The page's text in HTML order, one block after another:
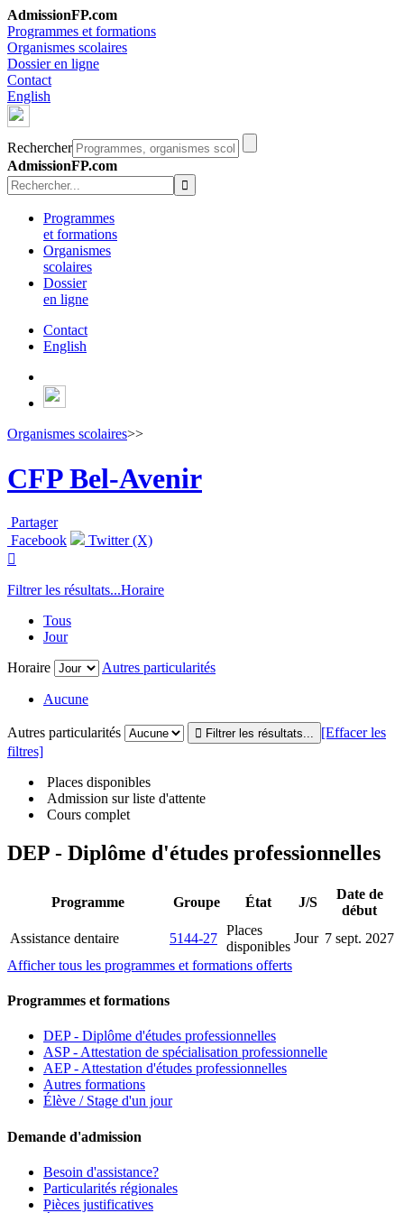
AdmissionFP.com
Programmes et formations
Organismes scolaires
Dossier en ligne
Contact
English
Rechercher
AdmissionFP.com
Programmes
et formations
Organismes
scolaires
Dossier
en ligne
Contact
English
Organismes scolaires>>
CFP Bel-Avenir
Partager
Facebook
Twitter (X)

Filtrer les résultats...Horaire
Tous
Jour
Horaire
Autres particularités
Aucune
Autres particularités
[Effacer les
filtres]
Places disponibles
Admission sur liste d'attente
Cours complet
DEP - Diplôme d'études professionnelles
Programme Groupe État J/S
Date de
début
Assistance dentaire
5144-27
Places
disponibles
Jour 7 sept. 2027
Afficher tous les programmes et formations offerts
Programmes et formations
DEP - Diplôme d'études professionnelles
ASP - Attestation de spécialisation professionnelle
AEP - Attestation d'études professionnelles
Autres formations
Élève / Stage d'un jour
Demande d'admission
Besoin d'assistance?
Particularités régionales
Pièces justificatives